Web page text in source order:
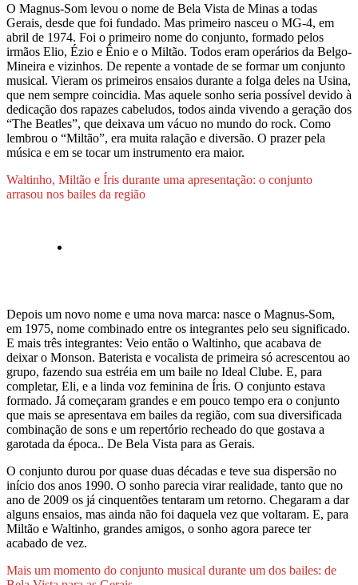
O Magnus-Som levou o nome de Bela Vista de Minas a todas
Gerais, desde que foi fundado. Mas primeiro nasceu o MG-4, em
abril de 1974. Foi o primeiro nome do conjunto, formado pelos
irmãos Elio, Ézio e Ênio e o Miltão. Todos eram operários da Belgo-
Mineira e vizinhos. De repente a vontade de se formar um conjunto
musical. Vieram os primeiros ensaios durante a folga deles na Usina,
que nem sempre coincidia. Mas aquele sonho seria possível devido à
dedicação dos rapazes cabeludos, todos ainda vivendo a geração dos
“The Beatles”, que deixava um vácuo no mundo do rock. Como
lembrou o “Miltão”, era muita ralação e diversão. O prazer pela
música e em se tocar um instrumento era maior.
Waltinho, Miltão e Íris durante uma apresentação: o conjunto
arrasou nos bailes da região
Depois um novo nome e uma nova marca: nasce o Magnus-Som,
em 1975, nome combinado entre os integrantes pelo seu significado.
E mais três integrantes: Veio então o Waltinho, que acabava de
deixar o Monson. Baterista e vocalista de primeira só acrescentou ao
grupo, fazendo sua estréia em um baile no Ideal Clube. E, para
completar, Eli, e a linda voz feminina de Íris. O conjunto estava
formado. Já começaram grandes e em pouco tempo era o conjunto
que mais se apresentava em bailes da região, com sua diversificada
combinação de sons e um repertório recheado do que gostava a
garotada da época.. De Bela Vista para as Gerais.
O conjunto durou por quase duas décadas e teve sua dispersão no
início dos anos 1990. O sonho parecia virar realidade, tanto que no
ano de 2009 os já cinquentões tentaram um retorno. Chegaram a dar
alguns ensaios, mas ainda não foi daquela vez que voltaram. E, para
Miltão e Waltinho, grandes amigos, o sonho agora parece ter
acabado de vez.
Mais um momento do conjunto musical durante um dos bailes: de